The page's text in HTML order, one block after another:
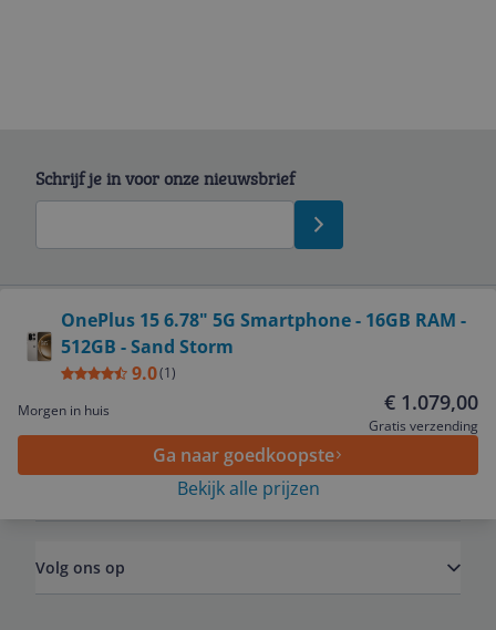
OnePlus 15 6.78" 5G Smartphone - 16GB RAM -
512GB - Sand Storm
9.0(1)
Morgen in huis
€ 1.079,00
Gratis verzending
Ga naar goedkoopste
Bekijk alle prijzen
Schrijf je in voor onze nieuwsbrief
Service
Algemeen
Volg ons op